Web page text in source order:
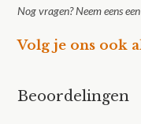
Nog vragen? Neem eens
Volg je ons ook
Beoordelingen